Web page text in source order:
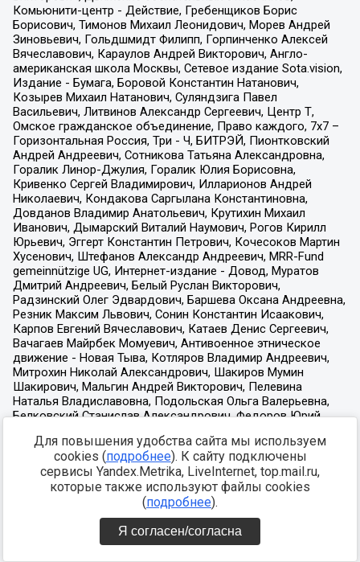
Для повышения удобства сайта мы используем
cookies (подробнее). К сайту подключены
сервисы Yandex.Metrika, LiveInternet, top.mail.ru,
которые также используют файлы cookies
(подробнее).
Я согласен/согласна